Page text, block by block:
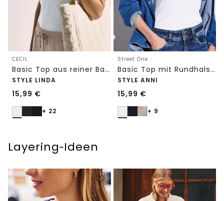
CECIL
Basic Top aus reiner Baumwolle
STYLE LINDA
15,99 €
+ 22
Street One
Basic Top mit Rundhals in Unifarbe
STYLE ANNI
15,99 €
+ 9
Layering‑Ideen